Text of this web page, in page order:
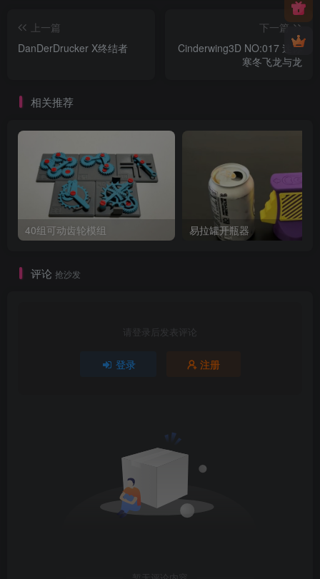
上一篇
DanDerDrucker X终结者
下一篇
Cinderwing3D NO:017 迷你
寒冬飞龙与龙
相关推荐
40组可动齿轮模组 易拉罐开瓶器
评论 抢沙发
请登录后发表评论
登录 注册